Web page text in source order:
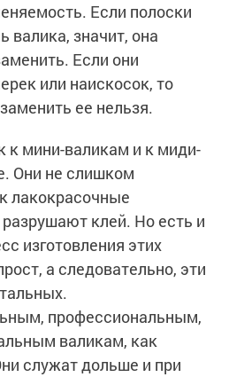
Если полоски
валика, значит, она
Если они
или наискосок, то
ее нельзя.
к мини-валикам и к миди-
Они не слишком
лакокрасочные
клей. Но есть и
изготовления этих
а следовательно, эти
профессиональным,
валикам, как
служат дольше и при